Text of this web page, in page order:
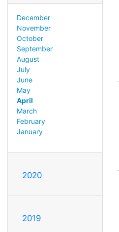
December
November
October
September
August
July
June
May
April
March
February
January
2020
2019